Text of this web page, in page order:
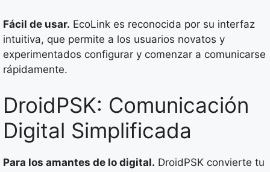
Fácil de usar. EcoLink es reconocida por su interfaz
intuitiva, que permite a los usuarios novatos y
experimentados configurar y comenzar a comunicarse
rápidamente.
DroidPSK: Comunicación
Digital Simplificada
Para los amantes de lo digital. DroidPSK convierte tu